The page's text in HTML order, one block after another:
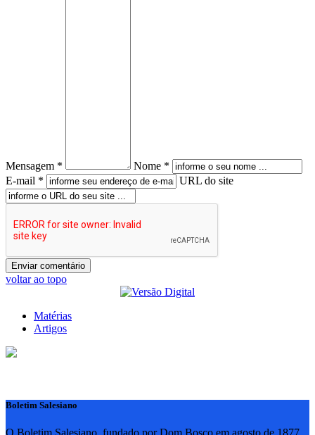
Mensagem *
Nome *
E-mail *
URL do site
voltar ao topo
Matérias
Artigos
Boletim Salesiano
O Boletim Salesiano, fundado por Dom Bosco em agosto de 1877,